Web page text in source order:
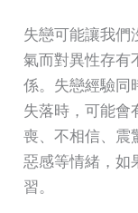
失戀可能讓我們
氣而對異性存有
係。失戀經驗同
失落時，可能會
喪、不相信、震
惡感等情緒，如
習。